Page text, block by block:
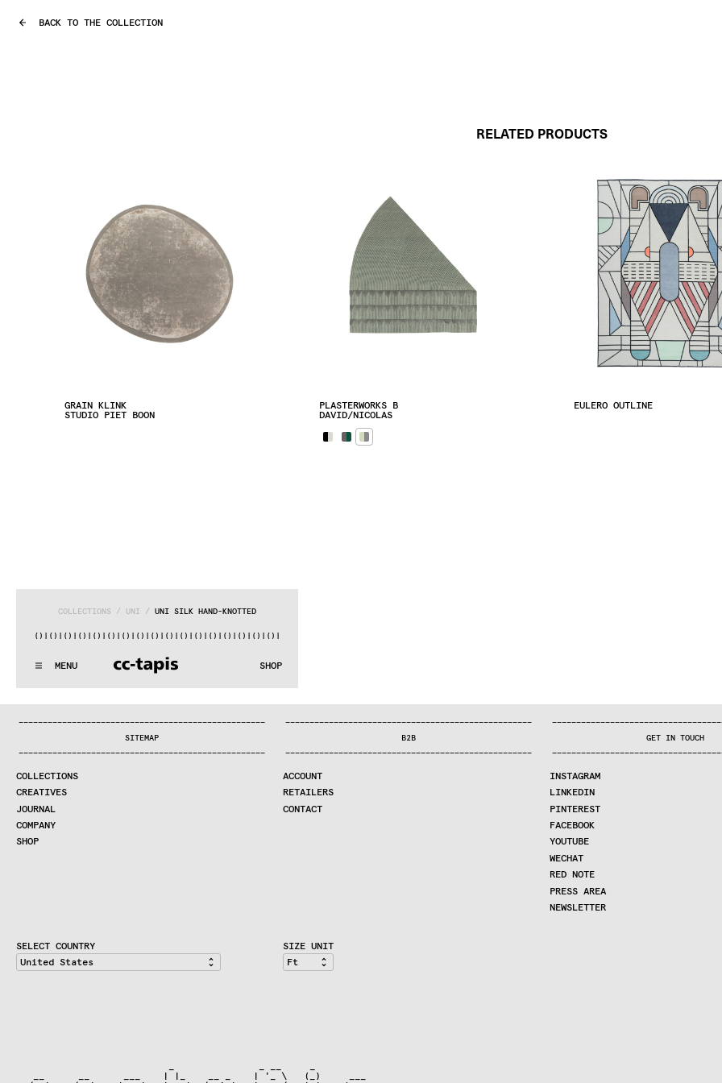
MENU SHOP
COLLECTIONS / UNI / UNI SILK HAND-KNOTTED
|() |() |() |() |() |() |() |() |() |() |() |() |() |() |() |() |()
:^:..:^:. .:^:..:^:..:^:..:^:. .:^:..
WE MAKE RUGS
COMPANY
CONTRACT DIVISION
SHOP
BACK TO THE COLLECTION
RELATED PRODUCTS
GRAIN KLINK
STUDIO PIET BOON
PLASTERWORKS B
DAVID/NICOLAS
EULERO OUTLINE
———————————————————————————————————————————————————
SITEMAP
———————————————————————————————————————————————————
COLLECTIONS
CREATIVES
JOURNAL
COMPANY
SHOP
———————————————————————————————————————————————————
B2B
———————————————————————————————————————————————————
ACCOUNT
RETAILERS
CONTACT
———————————————————————————————————
GET IN TOUCH
———————————————————————————————————
INSTAGRAM
LINKEDIN
PINTEREST
FACEBOOK
YOUTUBE
WECHAT
RED NOTE
PRESS AREA
NEWSLETTER
SELECT COUNTRY SIZE UNIT
   __      __      ___    | |_    __ _    | '_ \   (_)     ___